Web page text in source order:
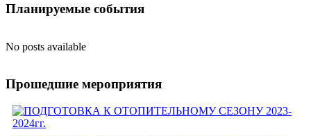
Планируемые события
No posts available
Прошедшие мероприятия